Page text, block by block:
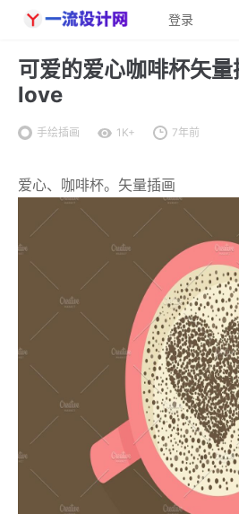
登录
可爱的爱心咖啡杯矢
love
手绘插画 1K+ 7年前
爱心、咖啡杯。矢量插画